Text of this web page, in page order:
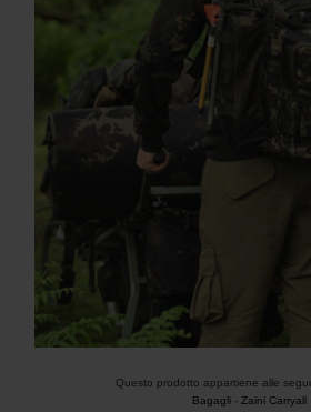
Questo prodotto appartiene alle
Bagagli- Zaini Carryall